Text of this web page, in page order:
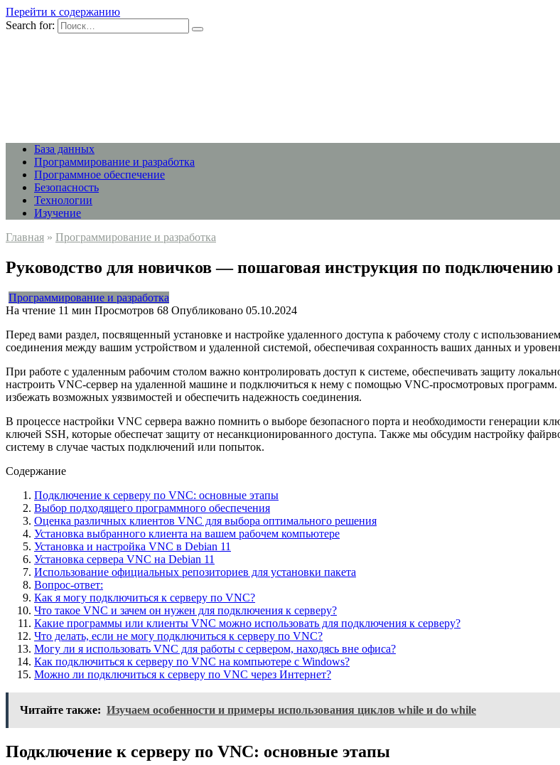
Перейти к содержанию
Search for:
База данных
Программирование и разработка
Программное обеспечение
Безопасность
Технологии
Изучение
Главная » Программирование и разработка
Руководство для новичков — пошаговая инструкция по подключению
Программирование и разработка
На чтение 11 мин Просмотров 68 Опубликовано 05.10.2024
Перед вами раздел, посвященный установке и настройке удаленного доступа к рабочему столу с
соединения между вашим устройством и удаленной системой, обеспечивая сохранность ваших данных и
При работе с удаленным рабочим столом важно контролировать доступ к системе, обеспечивать защиту
настроить VNC-сервер на удаленной машине и подключиться к нему с помощью VNC-просмотровых
избежать возможных уязвимостей и обеспечить надежность соединения.
В процессе настройки VNC сервера важно помнить о выборе безопасного порта и необходимости генерации
ключей SSH, которые обеспечат защиту от несанкционированного доступа. Также мы обсудим настройку
систему в случае частых подключений или попыток.
Содержание
Подключение к серверу по VNC: основные этапы
Выбор подходящего программного обеспечения
Оценка различных клиентов VNC для выбора оптимального решения
Установка выбранного клиента на вашем рабочем компьютере
Установка и настройка VNC в Debian 11
Установка сервера VNC на Debian 11
Использование официальных репозиториев для установки пакета
Вопрос-ответ:
Как я могу подключиться к серверу по VNC?
Что такое VNC и зачем он нужен для подключения к серверу?
Какие программы или клиенты VNC можно использовать для подключения к серверу?
Что делать, если не могу подключиться к серверу по VNC?
Могу ли я использовать VNC для работы с сервером, находясь вне офиса?
Как подключиться к серверу по VNC на компьютере с Windows?
Можно ли подключиться к серверу по VNC через Интернет?
Читайте также: Изучаем особенности и примеры использования циклов while и do while
Подключение к серверу по VNC: основные этапы